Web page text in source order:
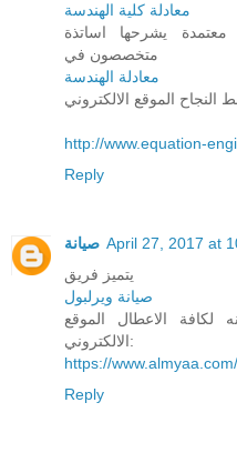
معادلة كلية الهندسة
يشرحها اساتذة
متخصصون في
معادلة الهندسة
http://www.equation-
Reply
صيانة April 27, 2017 at
يتميز فريق
صيانة ويرلبول
لكافة الاعطال الموقع
الالكتروني:
https://
Reply